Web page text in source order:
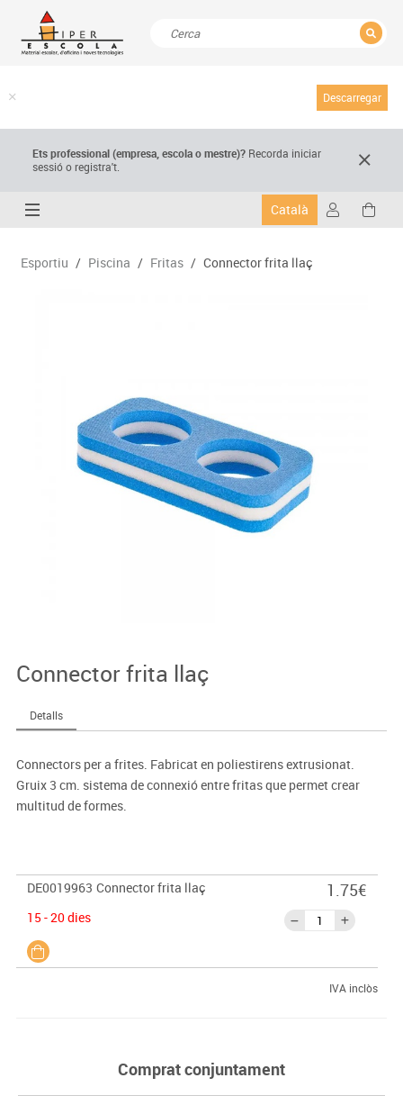
Descarregar
Ets professional (empresa,escola o mestre)? Recorda iniciar
sessió o registra't.
Català
Esportiu / Piscina / Fritas / Connector frita llaç
Connector frita llaç
Detalls
Connectors per a frites. Fabricat en poliestirens extrusionat.
Gruix 3 cm. sistema de connexió entre fritas que permet crear
multitud de formes.
DE0019963 Connector frita llaç
15 - 20 dies
1.75€
IVA inclòs
Comprat conjuntament